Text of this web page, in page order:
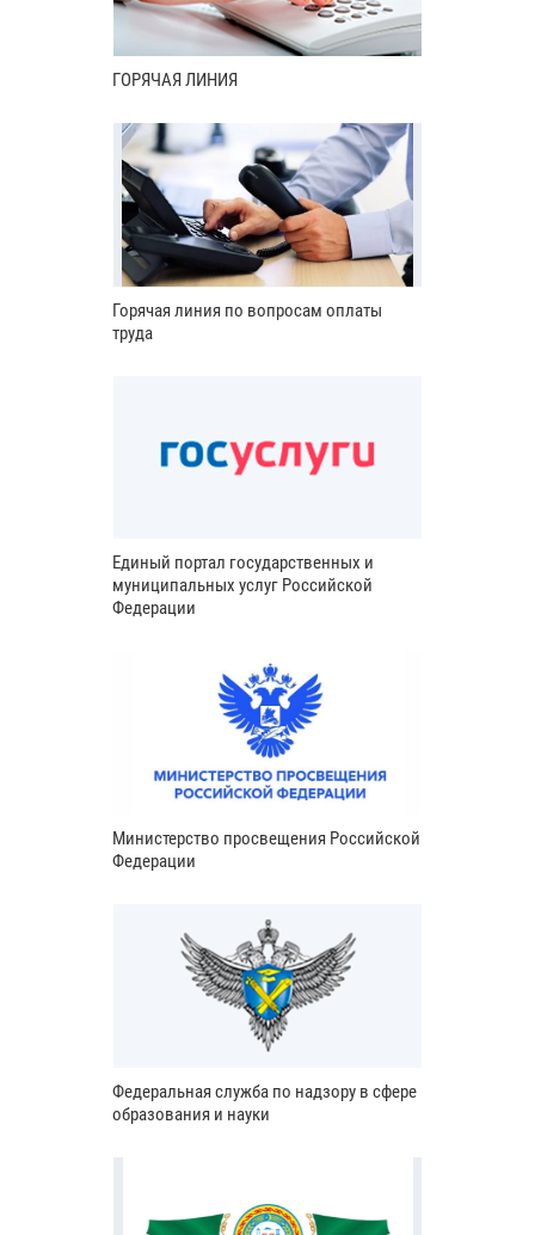
ГОРЯЧАЯ ЛИНИЯ
Горячая линия по вопросам оплаты
труда
Единый портал государственных и
муниципальных услуг Российской
Федерации
Министерство просвещения Российской
Федерации
Федеральная служба по надзору в сфере
образования и науки